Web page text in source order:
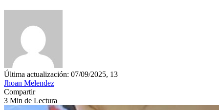
Última actualización: 07/09/2025, 13
Jhoan Melendez
Compartir
3 Min de Lectura